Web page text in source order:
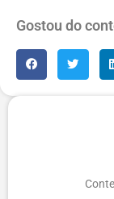
Gostou do